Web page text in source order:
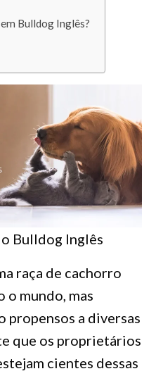
Bulldog Inglês?
Bulldog Inglês
raça de cachorro
o mundo, mas
propensos a diversas
que os proprietários
cientes dessas